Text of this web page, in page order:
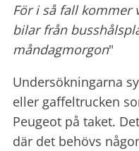
För i så fall kommer
bilar från
måndagmorgon"
Undersökningarna
eller gaffeltrucken
Peugeot på taket.
där det behövs